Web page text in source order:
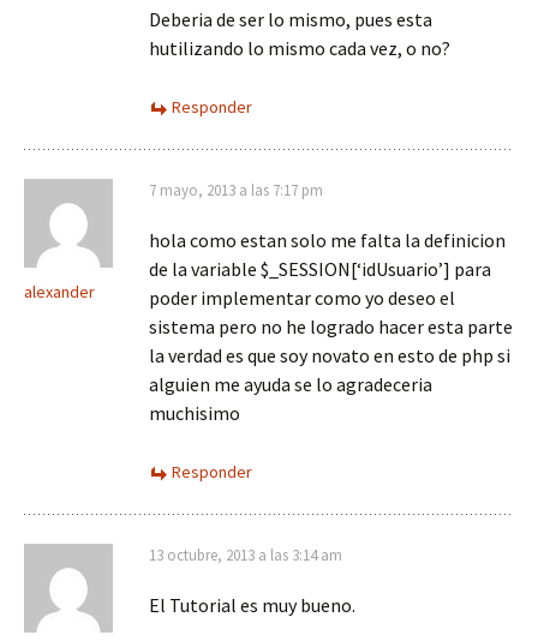
Deberia de ser lo mismo, pues esta
hutilizando lo mismo cada vez, o no?
Responder
alexander
7 mayo, 2013 a las 7:17 pm
hola como estan solo me falta la definicion
de la variable $_SESSION[‘idUsuario’] para
poder implementar como yo deseo el
sistema pero no he logrado hacer esta parte
la verdad es que soy novato en esto de php si
alguien me ayuda se lo agradeceria
muchisimo
Responder
13 octubre, 2013 a las 3:14 am
El Tutorial es muy bueno.